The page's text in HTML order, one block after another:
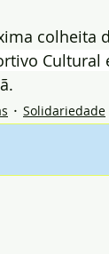
colheita
Cultural
Solidariedade